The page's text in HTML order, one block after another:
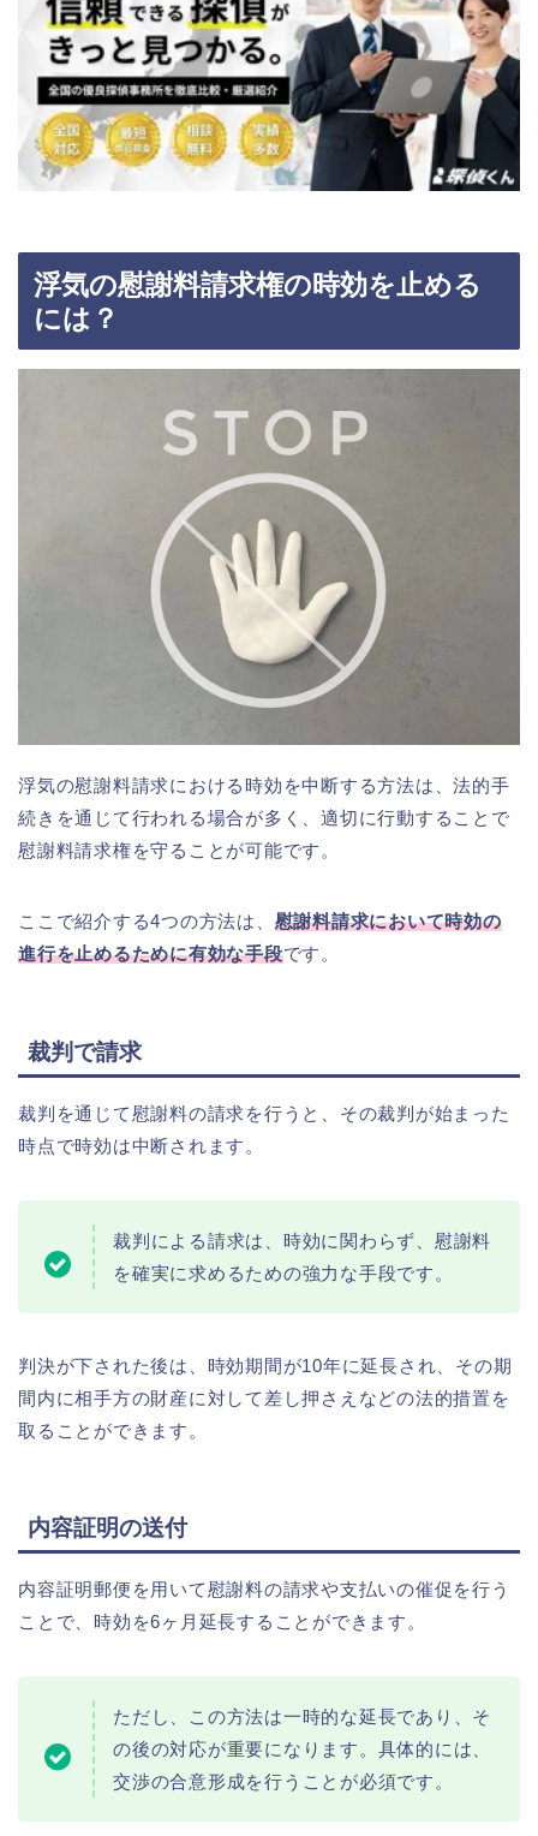
浮気の慰謝料請求権の時効を止める
には？
​​浮気の慰謝料請求における時効を中断する方法は、法的手
続きを通じて行われる場合が多く、適切に行動することで
慰謝料請求権を守ることが可能です。
ここで紹介する4つの方法は、 慰謝料請求において時効の
進行を止めるために有効な手段です。
裁判で請求
裁判を通じて慰謝料の請求を行うと、その裁判が始まった
時点で時効は中断されます。
裁判による請求は、時効に関わらず、慰謝料
を確実に求めるための強力な手段です。
判決が下された後は、時効期間が10年に延長され、その期
間内に相手方の財産に対して差し押さえなどの法的措置を
取ることができます。
内容証明の送付
内容証明郵便を用いて慰謝料の請求や支払いの催促を行う
ことで、時効を6ヶ月延長することができます。
ただし、この方法は一時的な延長であり、そ
の後の対応が重要になります。具体的には、
交渉の合意形成を行うことが必須です。